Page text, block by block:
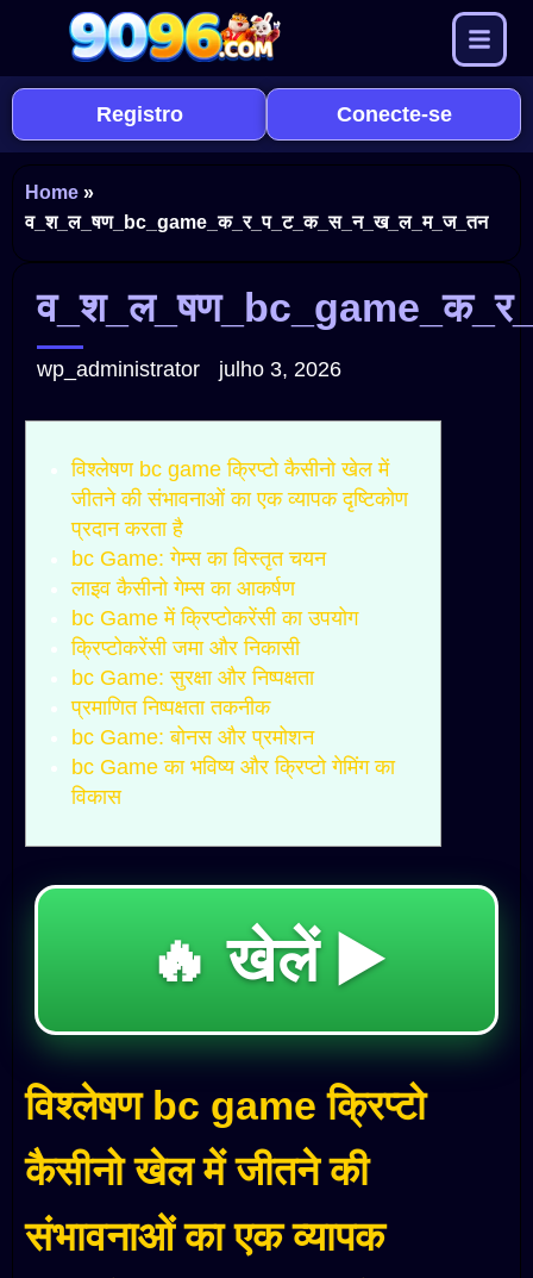
Registro Conecte-se
Home »
व_श_ल_षण_bc_game_क_र_प_ट_क_स_न_ख_ल_म_ज_तन
wp_administrator julho 3, 2026
विश्लेषण bc game क्रिप्टो कैसीनो खेल में
जीतने की संभावनाओं का एक व्यापक दृष्टिकोण
प्रदान करता है
bc Game: गेम्स का विस्तृत चयन
लाइव कैसीनो गेम्स का आकर्षण
bc Game में क्रिप्टोकरेंसी का उपयोग
क्रिप्टोकरेंसी जमा और निकासी
bc Game: सुरक्षा और निष्पक्षता
प्रमाणित निष्पक्षता तकनीक
bc Game: बोनस और प्रमोशन
bc Game का भविष्य और क्रिप्टो गेमिंग का
विकास
🔥 खेलें ▶️
विश्लेषण bc game क्रिप्टो
कैसीनो खेल में जीतने की
संभावनाओं का एक व्यापक